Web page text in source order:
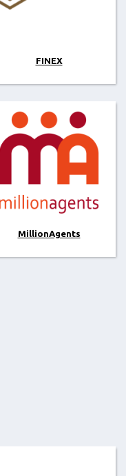
FINEX
MillionAgents